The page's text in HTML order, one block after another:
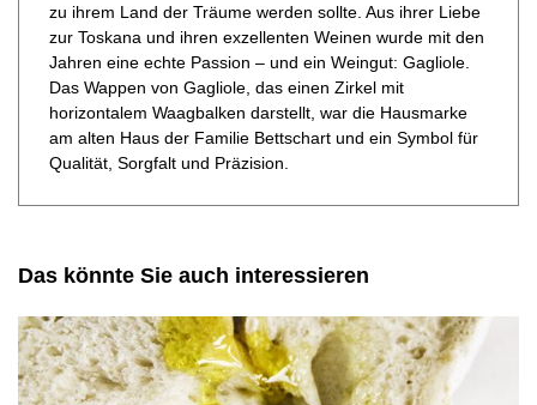
zu ihrem Land der Träume werden sollte. Aus ihrer Liebe
zur Toskana und ihren exzellenten Weinen wurde mit den
Jahren eine echte Passion – und ein Weingut: Gagliole.
Das Wappen von Gagliole, das einen Zirkel mit
horizontalem Waagbalken darstellt, war die Hausmarke
am alten Haus der Familie Bettschart und ein Symbol für
Qualität, Sorgfalt und Präzision.
Das könnte Sie auch interessieren